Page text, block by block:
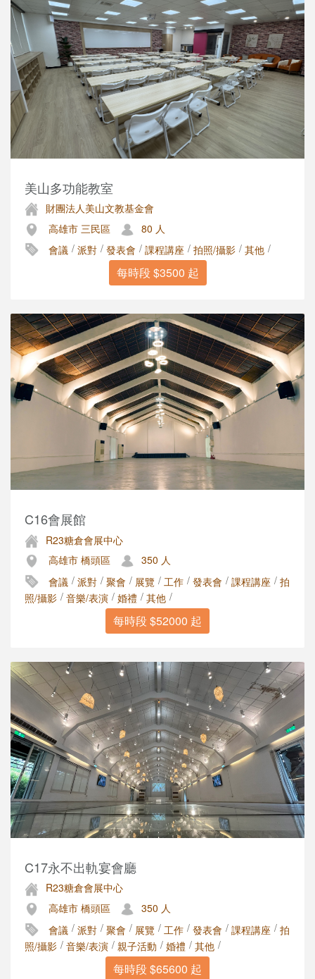
美山多功能教室
財團法人美山文教基金會
高雄市 三民區
80 人
會議 / 派對 / 發表會 / 課程講座 / 拍照/攝影 / 其他 /
每時段 $3500 起
C16會展館
R23糖倉會展中心
高雄市 橋頭區
350 人
會議 / 派對 / 聚會 / 展覽 / 工作 / 發表會 / 課程講座 / 拍
照/攝影 / 音樂/表演 / 婚禮 / 其他 /
每時段 $52000 起
C17永不出軌宴會廳
R23糖倉會展中心
高雄市 橋頭區
350 人
會議 / 派對 / 聚會 / 展覽 / 工作 / 發表會 / 課程講座 / 拍
照/攝影 / 音樂/表演 / 親子活動 / 婚禮 / 其他 /
每時段 $65600 起